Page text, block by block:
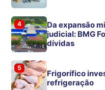
4
Da expansão
judicial: BMG
dívidas
5
Frigorífico
refrigeração